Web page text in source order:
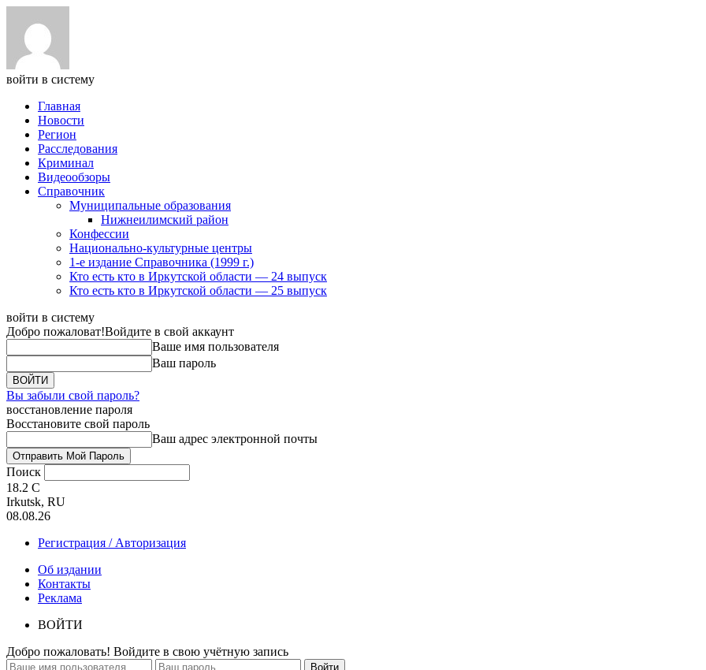
войти в систему
Главная
Новости
Регион
Расследования
Криминал
Видеообзоры
Справочник
Муниципальные образования
Нижнеилимский район
Конфессии
Национально-культурные центры
1-е издание Справочника (1999 г.)
Кто есть кто в Иркутской области — 24 выпуск
Кто есть кто в Иркутской области — 25 выпуск
войти в систему
Добро пожаловат!Войдите в свой аккаунт
Ваше имя пользователя
Ваш пароль
Вы забыли свой пароль?
восстановление пароля
Восстановите свой пароль
Ваш адрес электронной почты
Поиск
18.2 C
Irkutsk, RU
08.08.26
Регистрация / Авторизация
Об издании
Контакты
Реклама
ВОЙТИ
Добро пожаловать! Войдите в свою учётную запись